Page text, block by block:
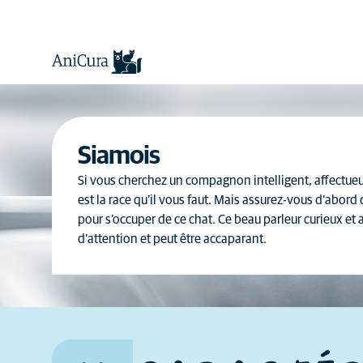
Siamois
Si vous cherchez un compagnon intelligent,
est la race qu’il vous faut. Mais assurez-vous d’abord
pour s’occuper de ce chat. Ce beau parleur curieux
d’attention et peut être accaparant.
d'affection cette race